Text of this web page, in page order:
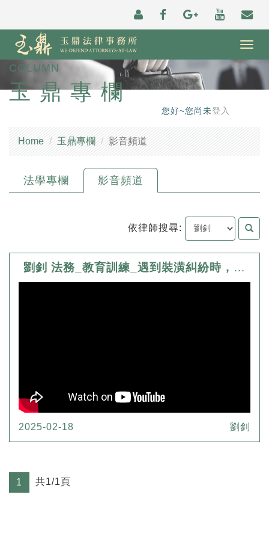
COLUMN
玉鼎專欄
您好~您尚未登入
Home 玉鼎專欄 影音頻道
法學專欄 影音頻道
依律師搜尋:
劉釗 法務_教育訓練_遇到裝潢糾紛時，該如何因應？
2025-02-18 劉釗
1 共1/1頁